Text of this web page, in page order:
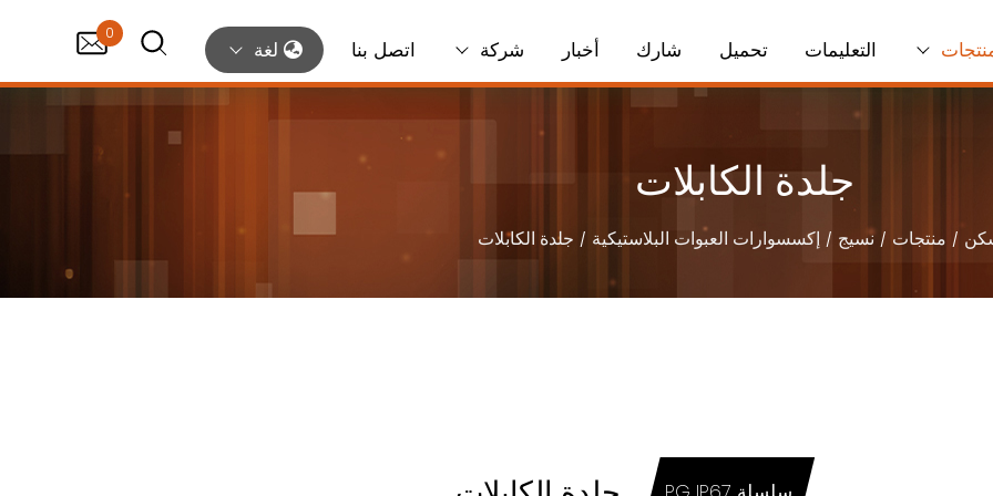
التعليمات تحميل شارك أخبار شركة اتصل بنا لغة
0
جلدة الكابلات
منتجات نسيج إكسسوارات العبوات البلاستيكية جلدة الكابلات